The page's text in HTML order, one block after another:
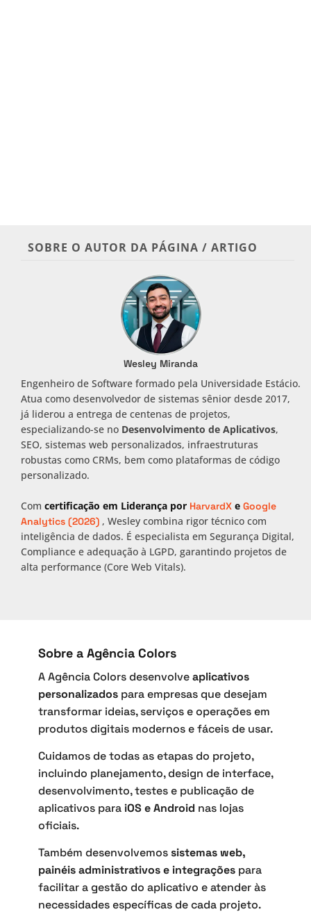
SOBRE O AUTOR DA PÁGINA / ARTIGO
Wesley Miranda
Engenheiro de Software formado pela Universidade Estácio.
Atua como desenvolvedor de sistemas sênior desde 2017,
já liderou a entrega de centenas de projetos,
especializando-se no Desenvolvimento de Aplicativos,
SEO, sistemas web personalizados, infraestruturas
robustas como CRMs, bem como plataformas de código
personalizado.
Com certificação em Liderança por HarvardX e Google
Analytics (2026) , Wesley combina rigor técnico com
inteligência de dados. É especialista em Segurança Digital,
Compliance e adequação à LGPD, garantindo projetos de
alta performance (Core Web Vitals).
Sobre a Agência Colors
A Agência Colors desenvolveaplicativos
personalizados para empresas que desejam
transformar ideias, serviços e operações em
produtos digitais modernos e fáceis de usar.
Cuidamos de todas as etapas do projeto,
incluindo planejamento, design de interface,
desenvolvimento, testes e publicação de
aplicativos para iOS e Android nas lojas
oficiais.
Também desenvolvemossistemas web,
painéis administrativos e integrações para
facilitar a gestão do aplicativo e atender às
necessidades específicas de cada projeto.